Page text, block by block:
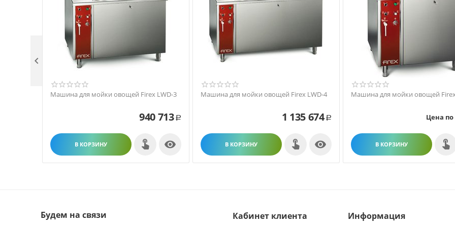
Машина для мойки овощей Firex LWD-3
940 713 Р
В КОРЗИНУ 
Машина для мойки овощей Firex LWD-4
1 135 674 Р
В КОРЗИНУ 
Машина для мойки овощей
Цена по
В КОРЗИНУ

Будем на связи Кабинет клиента Информация